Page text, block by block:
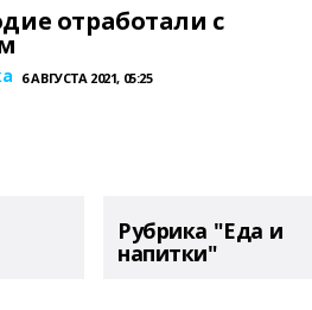
отработали с
6 АВГУСТА 2021, 05:25
Рубрика "Еда и
напитки"